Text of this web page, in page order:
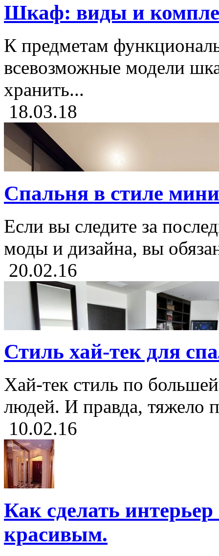
Шкаф: виды и
К предметам
всевозможные модели
хранить...
18.03.18
Спальня в стиле
Если вы следите за
моды и дизайна, вы
20.02.16
Стиль хай-тек для
Хай-тек стиль по
людей. И правда, тяжело
10.02.16
Как сделать
красивым.